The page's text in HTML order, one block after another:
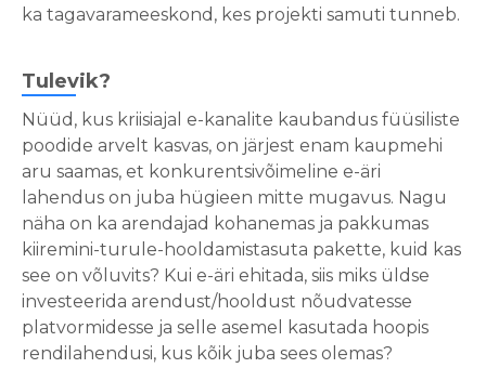
ka tagavarameeskond, kes projekti samuti tunneb.
Tulevik?
Nüüd, kus kriisiajal e-kanalite kaubandus füüsiliste
poodide arvelt kasvas, on järjest enam kaupmehi
aru saamas, et konkurentsivõimeline e-äri
lahendus on juba hügieen mitte mugavus. Nagu
näha on ka arendajad kohanemas ja pakkumas
kiiremini-turule-hooldamistasuta pakette, kuid kas
see on võluvits? Kui e-äri ehitada, siis miks üldse
investeerida arendust/hooldust nõudvatesse
platvormidesse ja selle asemel kasutada hoopis
rendilahendusi, kus kõik juba sees olemas?